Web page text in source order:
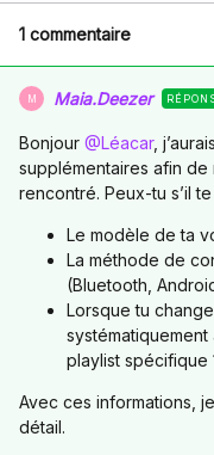
1 commentaire
M Maia.Deezer
Bonjour ​ @Léacar,
supplémentaires afin
rencontré. Peux-tu s’il
Le modèle de ta
La méthode de
(Bluetooth,
Lorsque tu
playlist spécifique
Avec ces informations,
détail.